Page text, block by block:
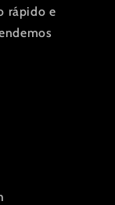
rápido e